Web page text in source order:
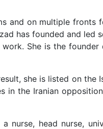
and on multiple fronts
has founded and led
She is the founder
she is listed on the
in the Iranian
nurse, head nurse,